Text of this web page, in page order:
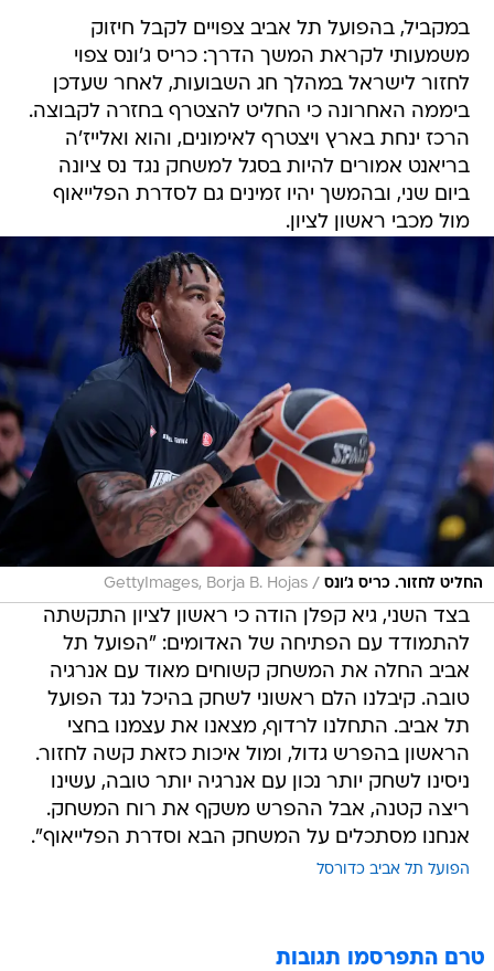
במקביל, בהפועל תל אביב צפויים לקבל חיזוק
משמעותי לקראת המשך הדרך: כריס ג'ונס צפוי
לחזור לישראל במהלך חג השבועות, לאחר שעדכן
ביממה האחרונה כי החליט להצטרף בחזרה לקבוצה.
הרכז ינחת בארץ ויצטרף לאימונים, והוא ואלייז'ה
בריאנט אמורים להיות בסגל למשחק נגד נס ציונה
ביום שני, ובהמשך יהיו זמינים גם לסדרת הפלייאוף
מול מכבי ראשון לציון.
החליט לחזור. כריס ג'ונס /
GettyImages, Borja B. Hojas
בצד השני, גיא קפלן הודה כי ראשון לציון התקשתה
להתמודד עם הפתיחה של האדומים: "הפועל תל
אביב החלה את המשחק קשוחים מאוד עם אנרגיה
טובה. קיבלנו הלם ראשוני לשחק בהיכל נגד הפועל
תל אביב. התחלנו לרדוף, מצאנו את עצמנו בחצי
הראשון בהפרש גדול, ומול איכות כזאת קשה לחזור.
ניסינו לשחק יותר נכון עם אנרגיה יותר טובה, עשינו
ריצה קטנה, אבל ההפרש משקף את רוח המשחק.
אנחנו מסתכלים על המשחק הבא וסדרת הפלייאוף".
הפועל תל אביב כדורסל
טרם התפרסמו תגובות